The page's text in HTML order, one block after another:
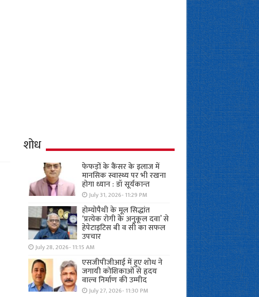
शोध
फेफड़ों के कैंसर के इलाज में
मानसिक स्वास्थ्य पर भी रखना
होगा ध्यान : डॉ सूर्यकान्त
July 31, 2026- 11:29 PM
होम्योपैथी के मूल सिद्धांत
‘प्रत्येक रोगी केे अनुकूल दवा’ से
हेपेटाइटिस बी व सी का सफल
उपचार
July 28, 2026- 11:15 AM
एसजीपीजीआई में हुए शोध ने
जगायी कोशिकाओं से हृदय
वाल्व निर्माण की उम्मीद
July 27, 2026- 11:30 PM